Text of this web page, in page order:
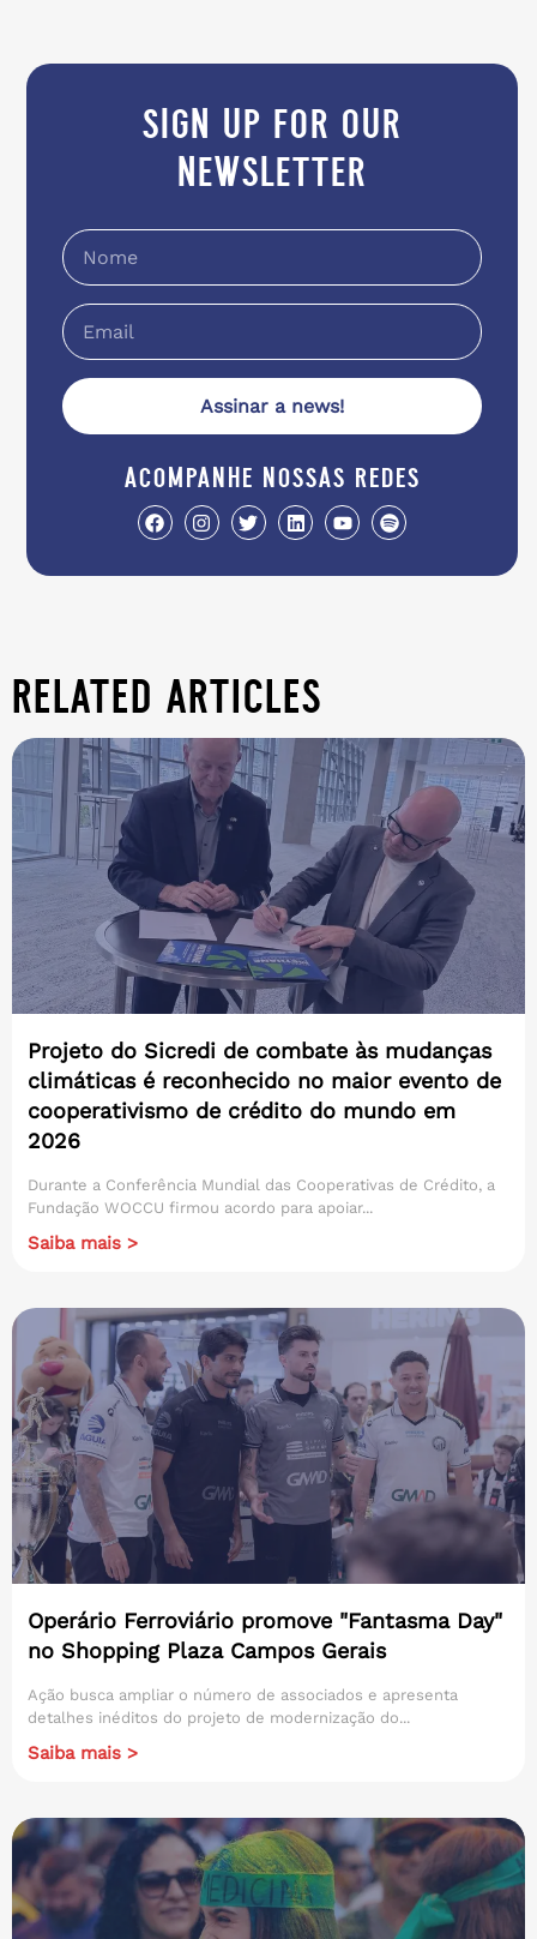
sign up for our
newsletter
Assinar a news!
acompanhe nossas redes
related articles
Projeto do Sicredi de combate às mudanças
climáticas é reconhecido no maior evento de
cooperativismo de crédito do mundo em
2026
Durante a Conferência Mundial das Cooperativas de Crédito, a
Fundação WOCCU firmou acordo para apoiar...
Saiba mais >
Operário Ferroviário promove "Fantasma Day"
no Shopping Plaza Campos Gerais
Ação busca ampliar o número de associados e apresenta
detalhes inéditos do projeto de modernização do...
Saiba mais >